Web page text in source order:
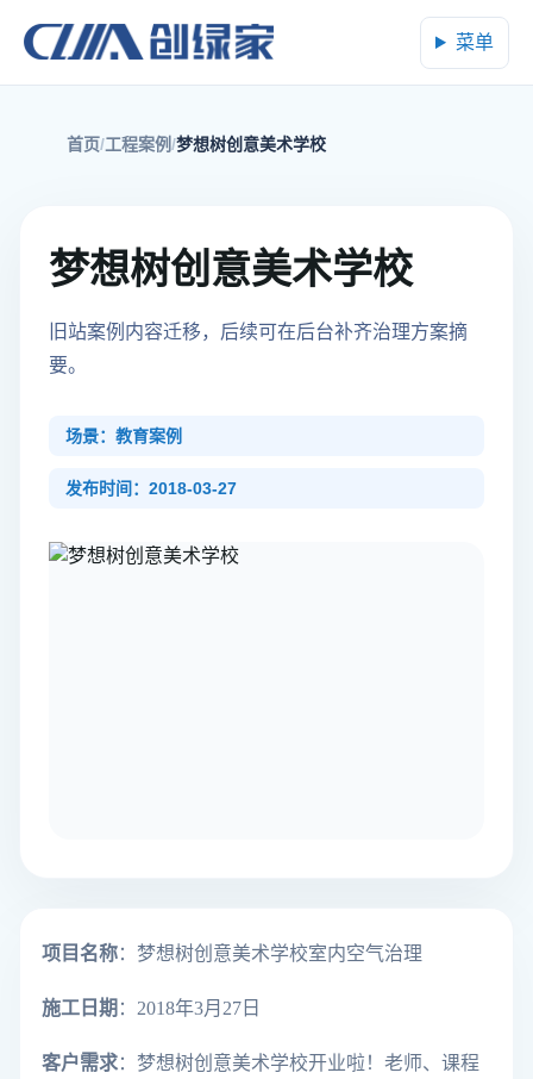
菜单
首页 工程案例 梦想树创意美术学校
梦想树创意美术学校
旧站案例内容迁移，后续可在后台补齐治理方案摘
要。
场景：教育案例
发布时间：2018-03-27
项目名称：梦想树创意美术学校室内空气治理
施工日期 ：2018年3月27日
客户需求：梦想树创意美术学校开业啦！老师、课程